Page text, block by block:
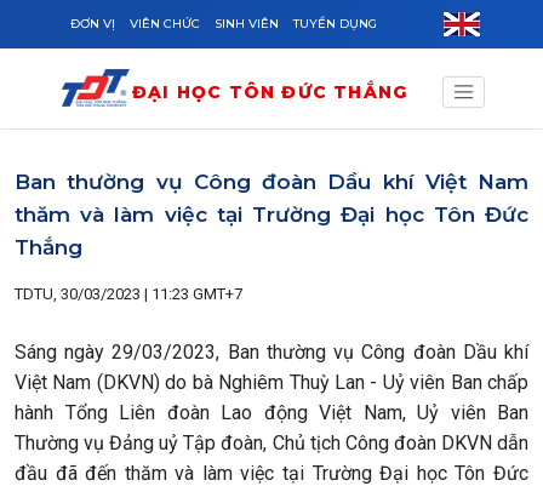
Skip to main content
ĐƠN VỊ VIÊN CHỨC SINH VIÊN TUYỂN DỤNG
ĐẠI HỌC TÔN ĐỨC THẮNG
Ban thường vụ Công đoàn Dầu khí Việt Nam
thăm và làm việc tại Trường Đại học Tôn Đức
Thắng
TDTU, 30/03/2023 | 11:23 GMT+7
Sáng ngày 29/03/2023, Ban thường vụ Công đoàn Dầu khí
Việt Nam (DKVN) do bà Nghiêm Thuỳ Lan - Uỷ viên Ban chấp
hành Tổng Liên đoàn Lao động Việt Nam, Uỷ viên Ban
Thường vụ Đảng uỷ Tập đoàn, Chủ tịch Công đoàn DKVN dẫn
đầu đã đến thăm và làm việc tại Trường Đại học Tôn Đức